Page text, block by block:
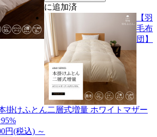
に追加済
【羽
毛布
団】
掛けふとん二層式増量 ホワイトマザー
円(税込) ～